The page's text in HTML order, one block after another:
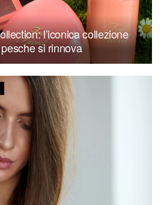
l’iconica collezione
si rinnova